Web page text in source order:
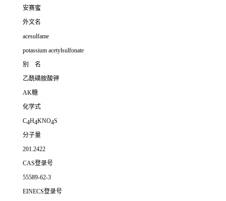
安赛蜜
外文名
acesulfame
potassium acetylsulfonate
别 名
乙酰磺胺酸钾
AK糖
化学式
C4H4KNO4S
分子量
201.2422
CAS登录号
55589-62-3
EINECS登录号